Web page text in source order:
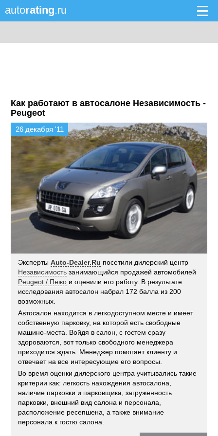
autorating.ru
Как работают в автосалоне Независимость -
Peugeot
26 декабря '11
ЭкспертыAuto-Dealer.Ru посетили дилерский центр
Независимость занимающийся продажей автомобилей
Peugeot / Пежо и оценили его работу. В результате
исследования автосалон набрал 172 балла из 200
возможных.
Автосалон находится в легкодоступном месте и имеет
собственную парковку, на которой есть свободные
машино-места. Войдя в салон, с гостем сразу
здороваются, вот только свободного менеджера
приходится ждать. Менеджер помогает клиенту и
отвечает на все интересующие его вопросы.
Во время оценки дилерского центра учитывались такие
критерии как: легкость нахождения автосалона,
наличие парковки и парковщика, загруженность
парковки, внешний вид салона и персонала,
расположение ресепшена, а также внимание
персонала к гостю салона.